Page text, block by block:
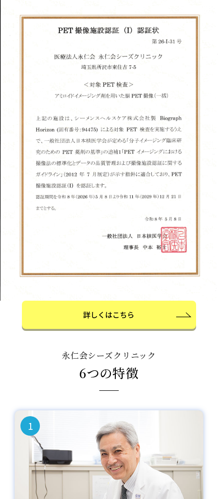
詳しくはこちら
永仁会シーズクリニック
6つの特徴
1